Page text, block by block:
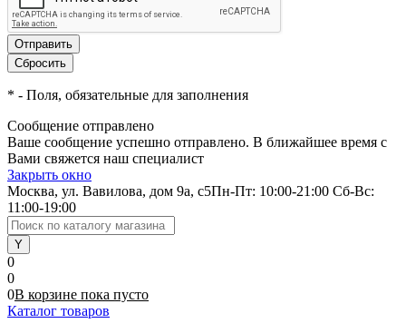
* - Поля, обязательные для заполнения
Сообщение отправлено
Ваше сообщение успешно отправлено. В ближайшее время с
Вами свяжется наш специалист
Закрыть окно
Москва, ул. Вавилова, дом 9а, с5Пн-Пт: 10:00-21:00 Сб-Вс:
11:00-19:00
0
0
0В корзине пока пусто
Каталог товаров